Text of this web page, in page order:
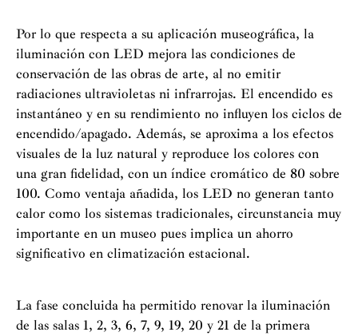
Por lo que respecta a su aplicación museográfica, la
iluminación con LED mejora las condiciones de
conservación de las obras de arte, al no emitir
radiaciones ultravioletas ni infrarrojas. El encendido es
instantáneo y en su rendimiento no influyen los ciclos de
encendido/apagado. Además, se aproxima a los efectos
visuales de la luz natural y reproduce los colores con
una gran fidelidad, con un índice cromático de 80 sobre
100. Como ventaja añadida, los LED no generan tanto
calor como los sistemas tradicionales, circunstancia muy
importante en un museo pues implica un ahorro
significativo en climatización estacional.
La fase concluida ha permitido renovar la iluminación
de las salas 1, 2, 3, 6, 7, 9, 19, 20 y 21 de la primera